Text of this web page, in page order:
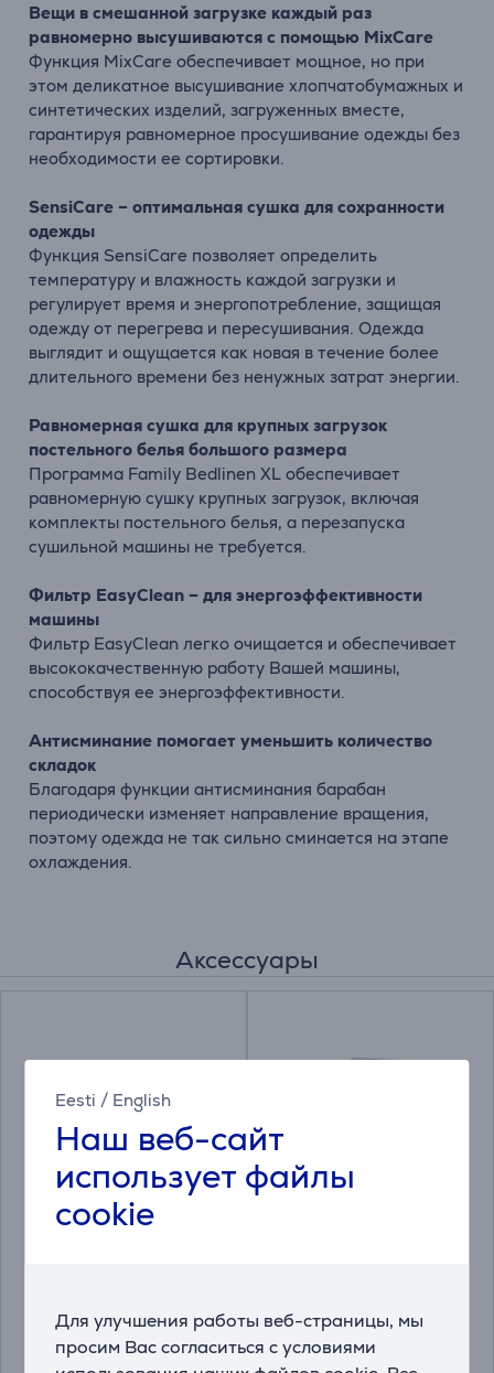
Eesti / English
Наш веб-сайт
использует файлы
cookie
Для улучшения работы веб-страницы, мы
просим Вас согласиться с условиями
Вещи в смешанной загрузке каждый раз
равномерно высушиваются с помощью MixCare
Функция MixCare обеспечивает мощное, но при
этом деликатное высушивание хлопчатобумажных и
синтетических изделий, загруженных вместе,
гарантируя равномерное просушивание одежды без
необходимости ее сортировки.
SensiCare – оптимальная сушка для сохранности
одежды
Функция SensiCare позволяет определить
температуру и влажность каждой загрузки и
регулирует время и энергопотребление, защищая
одежду от перегрева и пересушивания. Одежда
выглядит и ощущается как новая в течение более
длительного времени без ненужных затрат энергии.
Равномерная сушка для крупных загрузок
постельного белья большого размера
Программа Family Bedlinen XL обеспечивает
равномерную сушку крупных загрузок, включая
комплекты постельного белья, а перезапуска
сушильной машины не требуется.
Фильтр EasyClean – для энергоэффективности
машины
Фильтр EasyClean легко очищается и обеспечивает
высококачественную работу Вашей машины,
способствуя ее энергоэффективности.
Антисминание помогает уменьшить количество
складок
Благодаря функции антисминания барабан
периодически изменяет направление вращения,
поэтому одежда не так сильно сминается на этапе
охлаждения.
Аксессуары
Electrolux -
Монтажный комплект
73.99 € 29.99 €